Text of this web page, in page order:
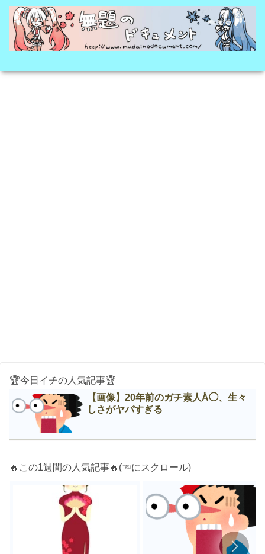
🏆今日イチの人気記事🏆
【画像】20年前のガチ素人Å◯、生々
しさがヤバすぎる
🔥この1週間の人気記事🔥(☜にスクロール)